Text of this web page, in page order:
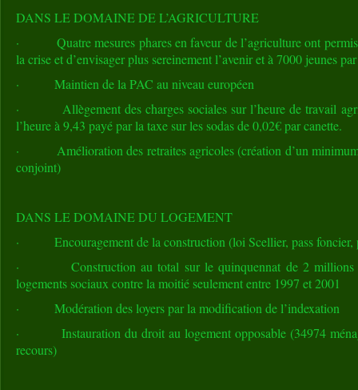
DANS LE DOMAINE DE L’AGRICULTURE
· Quatre mesures phares en faveur de l’agriculture ont permis
la crise et d’envisager plus sereinement l’avenir et à 7000 jeunes
· Maintien de la PAC au niveau européen
· Allègement des charges sociales sur l’heure de travail
l’heure à 9,43 payé par la taxe sur les sodas de 0,02€ par canette.
· Amélioration des retraites agricoles (création d’un
conjoint)
DANS LE DOMAINE DU LOGEMENT
· Encouragement de la construction (loi Scellier, pass foncier,
· Construction au total sur le quinquennat de 2 millions
logements sociaux contre la moitié seulement entre 1997 et 2001
· Modération des loyers par la modification de l’indexation
· Instauration du droit au logement opposable (34974
recours)